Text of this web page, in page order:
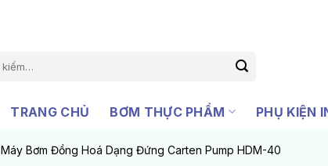
TRANG CHỦ BƠM THỰC PHẨM PHỤ KIỆN
Máy Bơm Đồng Hoá Dạng Đứng Carten Pump HDM-40